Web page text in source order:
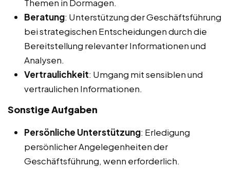
Themen in Dormagen.
Beratung: Unterstützung der Geschäftsführung
bei strategischen Entscheidungen durch die
Bereitstellung relevanter Informationen und
Analysen.
Vertraulichkeit: Umgang mit sensiblen und
vertraulichen Informationen.
Sonstige Aufgaben
Persönliche Unterstützung: Erledigung
persönlicher Angelegenheiten der
Geschäftsführung, wenn erforderlich.